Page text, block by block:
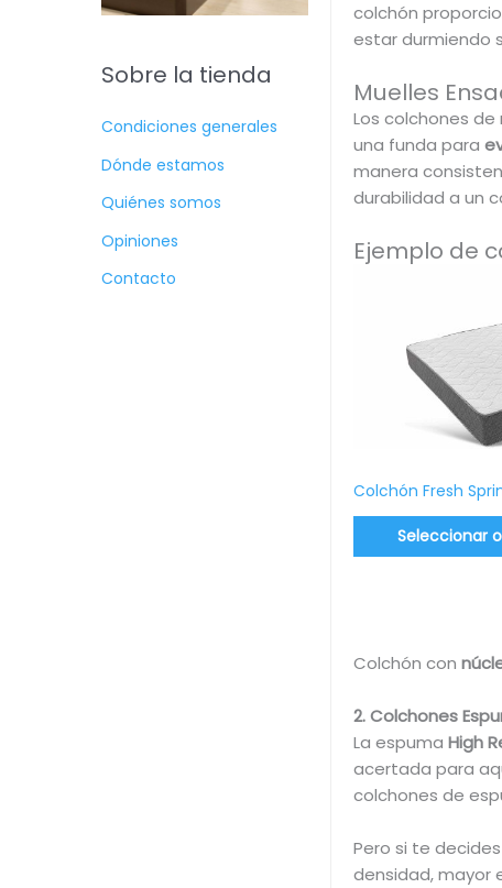
Sobre la tienda
Condiciones generales
Dónde estamos
Quiénes somos
Opiniones
Contacto
colchón
estar durmiendo
Muelles
Los colchones
una funda para
manera
durabilidad a un
Ejemplo de
Colchón Fresh
Seleccionar
Colchón con
2. Colchones
La espuma High
acertada para
colchones de
Pero si te
densidad, mayor